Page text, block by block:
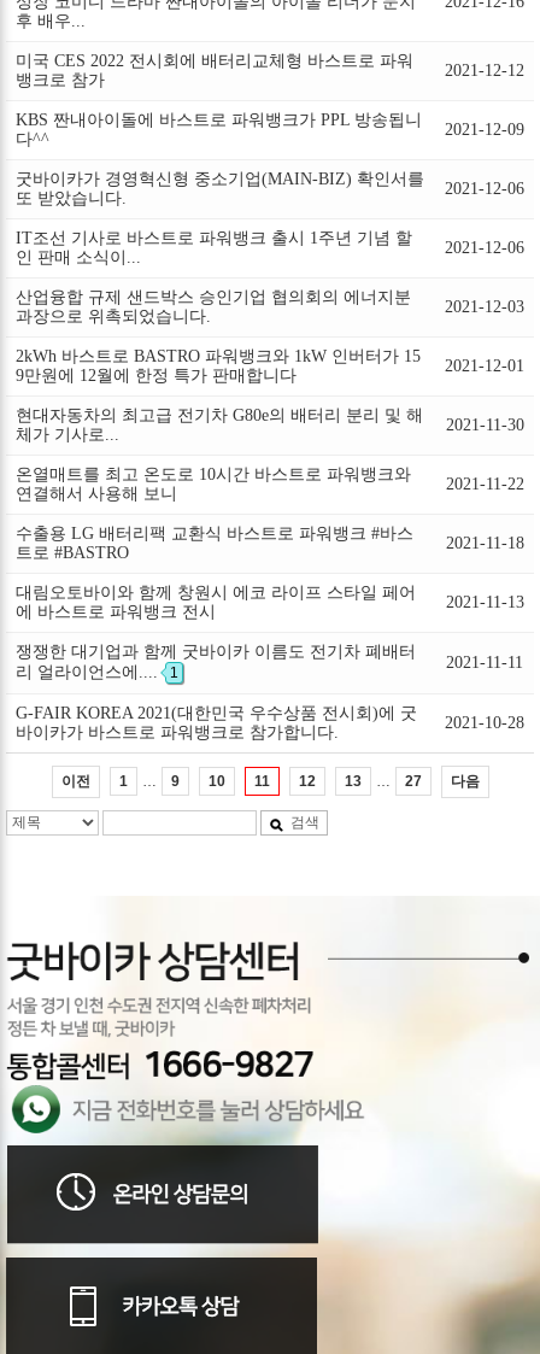
후 배우...
미국 CES 2022 전시회에 배터리교체형 바스트로 파워
뱅크로 참가
2021-12-12
KBS 짠내아이돌에 바스트로 파워뱅크가 PPL 방송됩니
다^^
2021-12-09
굿바이카가 경영혁신형 중소기업(MAIN-BIZ) 확인서를
또 받았습니다.
2021-12-06
IT조선 기사로 바스트로 파워뱅크 출시 1주년 기념 할
인 판매 소식이...
2021-12-06
산업융합 규제 샌드박스 승인기업 협의회의 에너지분
과장으로 위촉되었습니다.
2021-12-03
2kWh 바스트로 BASTRO 파워뱅크와 1kW 인버터가 15
9만원에 12월에 한정 특가 판매합니다
2021-12-01
현대자동차의 최고급 전기차 G80e의 배터리 분리 및 해
체가 기사로...
2021-11-30
온열매트를 최고 온도로 10시간 바스트로 파워뱅크와
연결해서 사용해 보니
2021-11-22
수출용 LG 배터리팩 교환식 바스트로 파워뱅크 #바스
트로 #BASTRO
2021-11-18
대림오토바이와 함께 창원시 에코 라이프 스타일 페어
에 바스트로 파워뱅크 전시
2021-11-13
쟁쟁한 대기업과 함께 굿바이카 이름도 전기차 폐배터
리 얼라이언스에....
1
2021-11-11
G-FAIR KOREA 2021(대한민국 우수상품 전시회)에 굿
바이카가 바스트로 파워뱅크로 참가합니다.
2021-10-28
이전 1 9 10 11 12 13 27 다음
검색